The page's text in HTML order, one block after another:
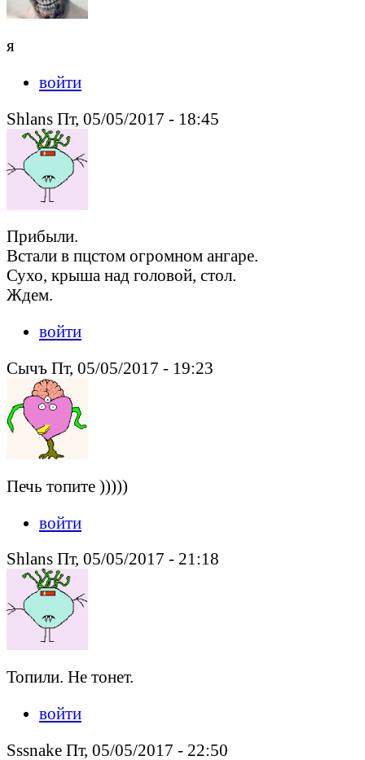
я
войти
Shlans Пт, 05/05/2017 - 18:45
Прибыли.
Встали в пцстом огромном ангаре.
Сухо, крыша над головой, стол.
Ждем.
войти
Сычъ Пт, 05/05/2017 - 19:23
Печь топите )))))
войти
Shlans Пт, 05/05/2017 - 21:18
Топили. Не тонет.
войти
Sssnake Пт, 05/05/2017 - 22:50